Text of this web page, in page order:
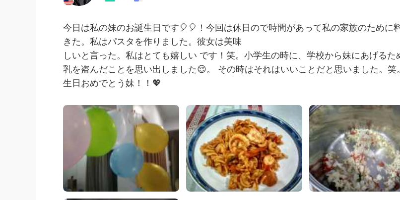
今日は私の妹のお誕生日です🎈🎈！今回は休日ので時間があって私の家族のために
きた。私はパスタを作りました。彼女は美味
しいと言った。私はとても嬉しい です！笑。小学生の時に、学校から妹にあげるた
乳を盗んだことを思い出しました😌。 その時はそれはいいことだと思いました。笑
生日おめでとう妹！！💖